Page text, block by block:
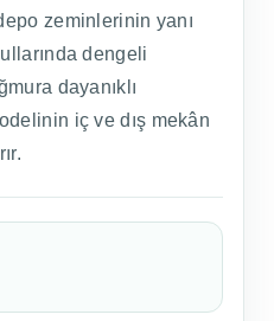
zeminlerinin yanı
dengeli
dayanıklı
iç ve dış mekân